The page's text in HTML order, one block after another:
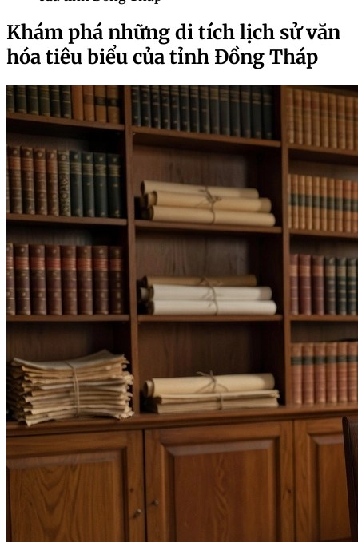
Khám phá những di tích lịch sử văn
hóa tiêu biểu của tỉnh Đồng Tháp